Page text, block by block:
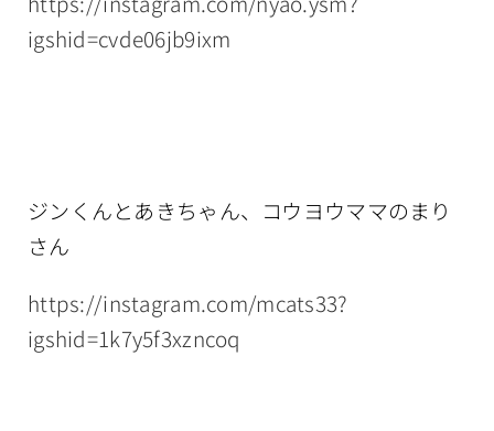
igshid=cvde06jb9ixm
ジンくんとあきちゃん、コウヨウママのまり
さん
https://instagram.com/mcats33?
igshid=1k7y5f3xzncoq